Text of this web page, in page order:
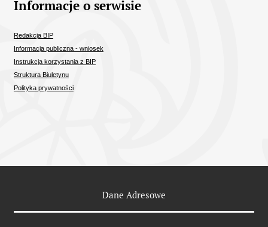
Informacje o serwisie
Redakcja BIP
Informacja publiczna - wniosek
Instrukcja korzystania z BIP
Struktura Biuletynu
Polityka prywatności
Dane Adresowe